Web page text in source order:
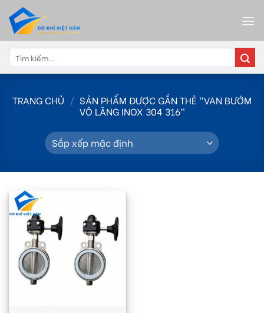
content
Tìm
kiếm:
TRANG CHỦ / SẢN PHẨM ĐƯỢC GẮN THẺ “VAN BƯỚM
VÔ LĂNG INOX 304 316”